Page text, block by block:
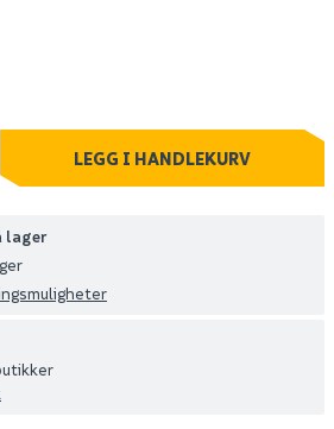
LEGG I HANDLEKURV
lager